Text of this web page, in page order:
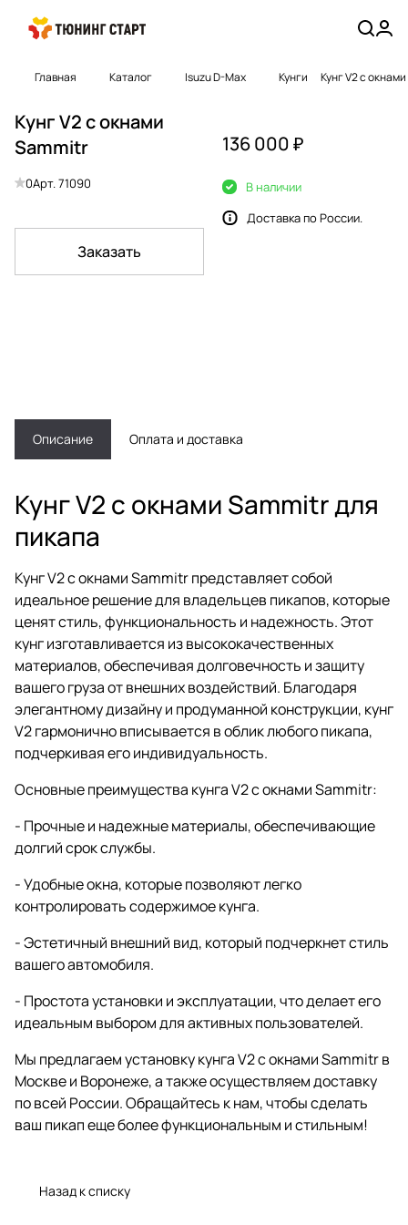
Главная Каталог Isuzu D-Max Кунги Кунг V2 с
Кунг V2 с окнами
Sammitr
0Арт.71090
Заказать
136 000 ₽
В наличии
Доставка по России.
Описание Оплата и доставка
Кунг V2 с окнами Sammitr для
пикапа
Кунг V2 с окнами Sammitr представляет собой
идеальное решение для владельцев пикапов, которые
ценят стиль, функциональность и надежность. Этот
кунг изготавливается из высококачественных
материалов, обеспечивая долговечность и защиту
вашего груза от внешних воздействий. Благодаря
элегантному дизайну и продуманной конструкции, кунг
V2 гармонично вписывается в облик любого пикапа,
подчеркивая его индивидуальность.
Основные преимущества кунга V2 с окнами Sammitr:
- Прочные и надежные материалы, обеспечивающие
долгий срок службы.
- Удобные окна, которые позволяют легко
контролировать содержимое кунга.
- Эстетичный внешний вид, который подчеркнет стиль
вашего автомобиля.
- Простота установки и эксплуатации, что делает его
идеальным выбором для активных пользователей.
Мы предлагаем установку кунга V2 с окнами Sammitr в
Москве и Воронеже, а также осуществляем доставку
по всей России. Обращайтесь к нам, чтобы сделать
ваш пикап еще более функциональным и стильным!
Назад к списку